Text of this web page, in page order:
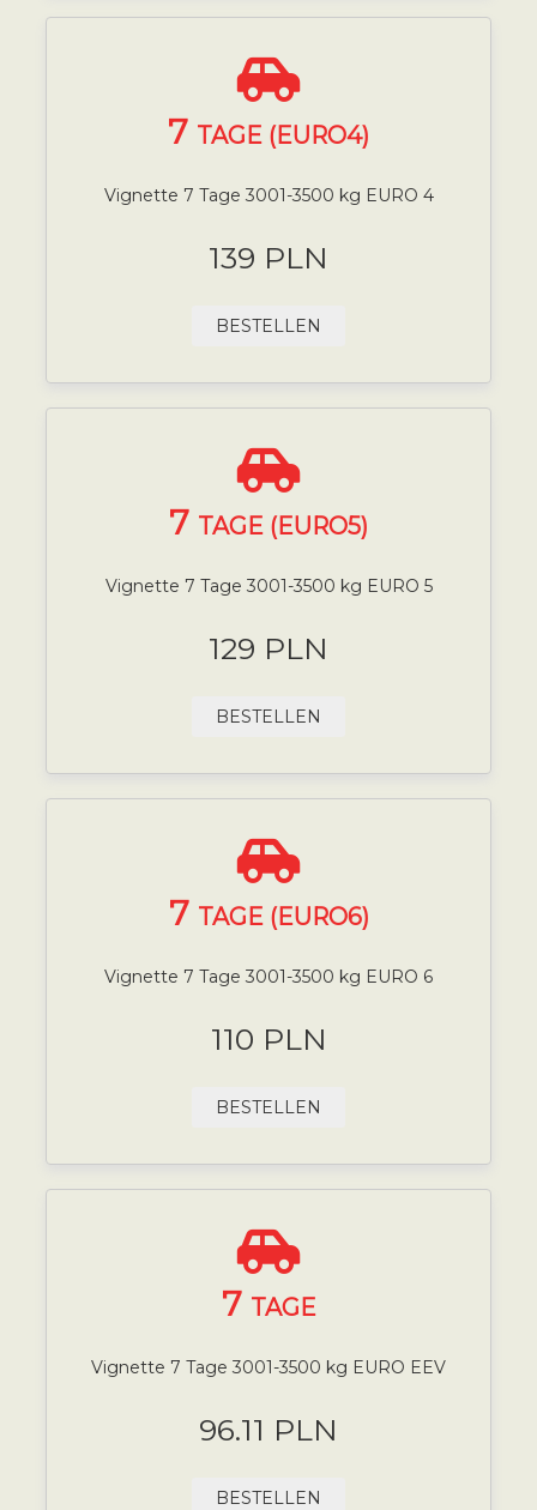
7 TAGE (EURO4)
Vignette 7 Tage 3001-3500 kg EURO 4
139 PLN
BESTELLEN
7 TAGE (EURO5)
Vignette 7 Tage 3001-3500 kg EURO 5
129 PLN
BESTELLEN
7 TAGE (EURO6)
Vignette 7 Tage 3001-3500 kg EURO 6
110 PLN
BESTELLEN
7 TAGE
Vignette 7 Tage 3001-3500 kg EURO EEV
96.11 PLN
BESTELLEN